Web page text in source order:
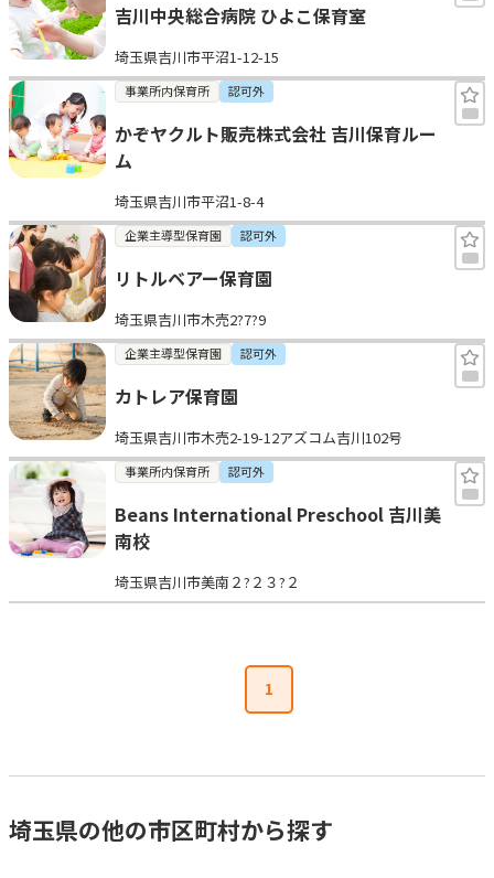
吉川中央総合病院 ひよこ保育室
埼玉県吉川市平沼1-12-15
事業所内保育所 認可外
かぞヤクルト販売株式会社 吉川保育ルー
ム
埼玉県吉川市平沼1-8-4
企業主導型保育園 認可外
リトルベアー保育園
埼玉県吉川市木売2?7?9
企業主導型保育園 認可外
カトレア保育園
埼玉県吉川市木売2-19-12アズコム吉川102号
事業所内保育所 認可外
Beans International Preschool 吉川美
南校
埼玉県吉川市美南２?２３?２
1
埼玉県の他の市区町村から探す